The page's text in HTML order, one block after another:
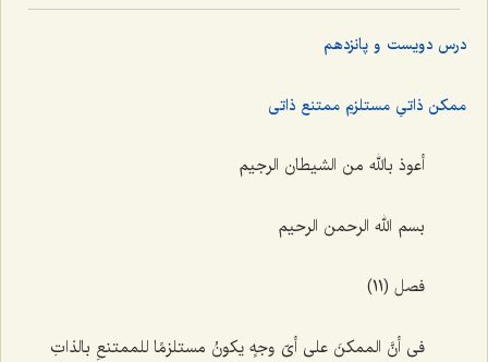
درس دویست و پانزدهم
ممکن ذاتیِ مستلزمِ ممتنع ذاتی
أعوذ بالله من الشیطان الرجیم
بسم الله الرحمن الرحیم
فصل (11)
فی أنَّ الممکنَ على أیّ وجهٍ یکونُ مستلزمًا للممتنعِ بالذاتِ